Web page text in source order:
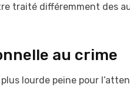
traité différemment des
au crime
lourde peine pour